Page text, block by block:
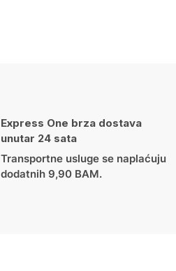
Express One brza dostava
unutar 24 sata
Transportne usluge se naplaćuju
dodatnih 9,90 BAM.